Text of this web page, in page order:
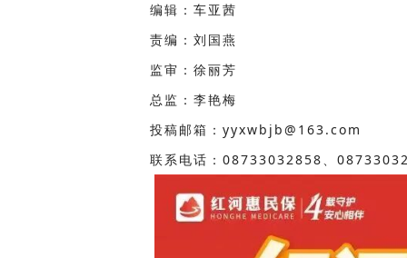
编辑：车亚茜
责编：刘国燕
监审：徐丽芳
总监：李艳梅
投稿邮箱：yyxwbjb@163.com
联系电话：08733032858、